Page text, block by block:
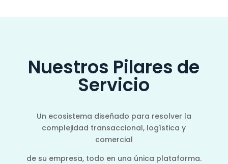
Nuestros Pilares de
Servicio
Un ecosistema diseñado para resolver la
complejidad transaccional, logística y
comercial
de su empresa, todo en una única plataforma.